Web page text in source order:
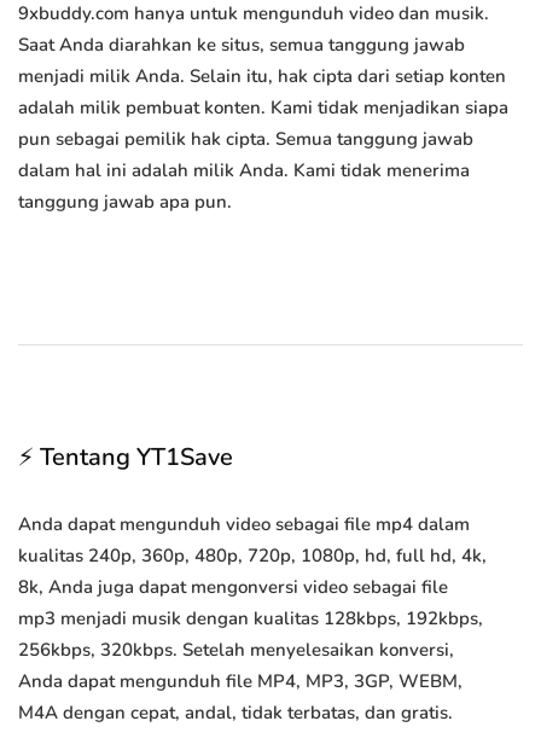
9xbuddy.com hanya untuk mengunduh video dan musik.
Saat Anda diarahkan ke situs, semua tanggung jawab
menjadi milik Anda. Selain itu, hak cipta dari setiap konten
adalah milik pembuat konten. Kami tidak menjadikan siapa
pun sebagai pemilik hak cipta. Semua tanggung jawab
dalam hal ini adalah milik Anda. Kami tidak menerima
tanggung jawab apa pun.
⚡ Tentang YT1Save
Anda dapat mengunduh video sebagai file mp4 dalam
kualitas 240p, 360p, 480p, 720p, 1080p, hd, full hd, 4k,
8k, Anda juga dapat mengonversi video sebagai file
mp3 menjadi musik dengan kualitas 128kbps, 192kbps,
256kbps, 320kbps. Setelah menyelesaikan konversi,
Anda dapat mengunduh file MP4, MP3, 3GP, WEBM,
M4A dengan cepat, andal, tidak terbatas, dan gratis.